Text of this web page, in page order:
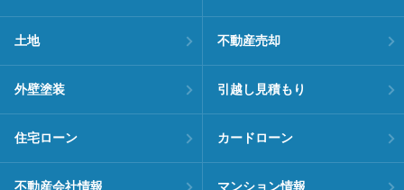
土地 不動産売却
外壁塗装 引越し見積もり
住宅ローン カードローン
不動産会社情報 マンション情報